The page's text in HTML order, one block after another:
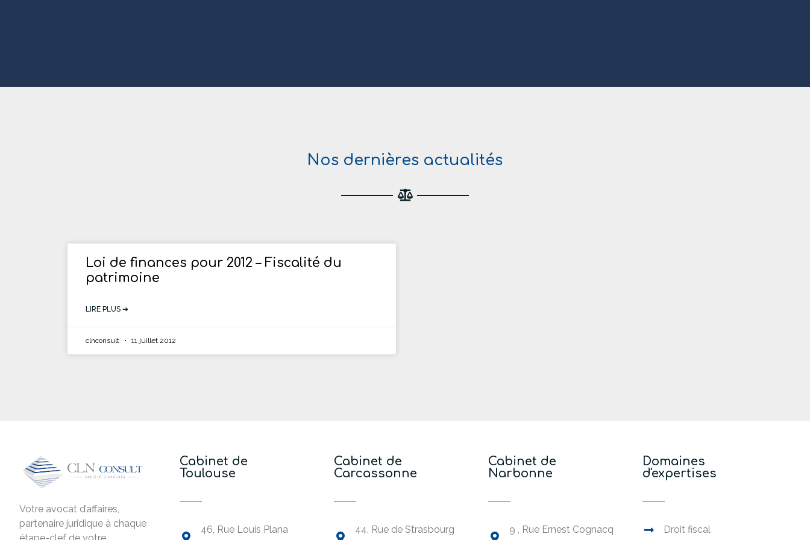
Nos dernières actualités
Loi de finances pour 2012 – Fiscalité du
patrimoine
LIRE PLUS ➔
clnconsult 11 juillet 2012
Votre avocat d’affaires,
partenaire juridique à chaque
étape-clef de votre
Cabinet de
Toulouse
46, Rue Louis Plana
Cabinet de
Carcassonne
44, Rue de Strasbourg
Cabinet de
Narbonne
9 , Rue Ernest Cognacq
Domaines
d'expertises
Droit fiscal